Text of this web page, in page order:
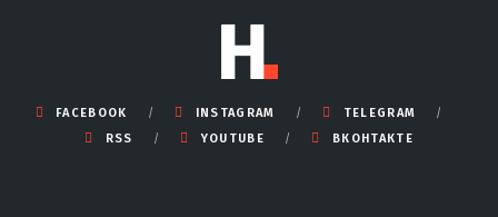
FACEBOOK INSTAGRAM
TELEGRAM
RSS
YOUTUBE ВКОНТАКТЕ